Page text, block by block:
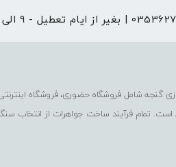
تعطیل - 9 الی 14 و 17 الی 21
تمام فرآیند ساخت جواهرات از